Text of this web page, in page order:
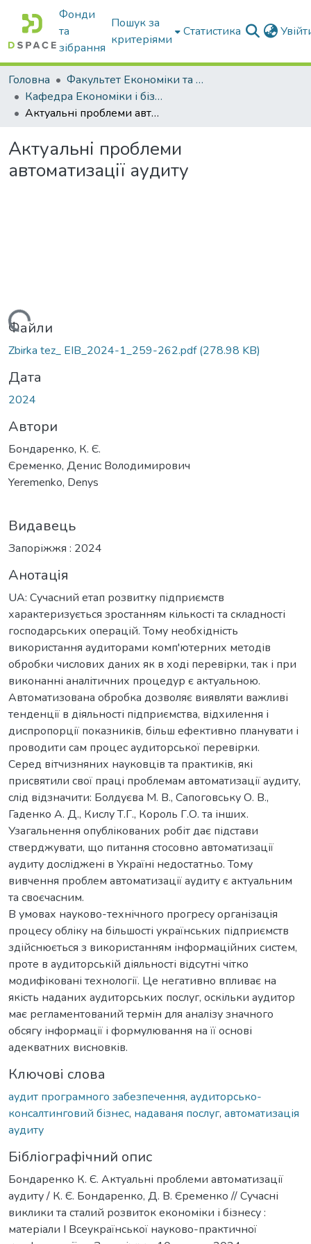
Фонди
та
зібрання
Пошук за
критеріями
Статистика
Головна
Факультет Економіки та бізнесу
Кафедра Економіки і бізнесу
Актуальні проблеми автоматизації аудиту
Актуальні проблеми
автоматизації аудиту
Файли
Zbirka tez_ EIB_2024-1_259-262.pdf(278.98 KB)
Дата
2024
Автори
Бондаренко, К. Є.
Єременко, Денис Володимирович
Yeremenko, Denys
Видавець
Запоріжжя : 2024
Анотація
UA: Сучасний етап розвитку підприємств
характеризується зростанням кількості та складності
господарських операцій. Тому необхідність
використання аудиторами комп'ютерних методів
обробки числових даних як в ході перевірки, так і при
виконанні аналітичних процедур є актуальною.
Автоматизована обробка дозволяє виявляти важливі
тенденції в діяльності підприємства, відхилення і
диспропорції показників, більш ефективно планувати і
проводити сам процес аудиторської перевірки.
Серед вітчизняних науковців та практиків, які
присвятили свої праці проблемам автоматизації аудиту,
слід відзначити: Болдуєва М. В., Сапоговську О. В.,
Гаденко А. Д., Кислу Т.Г., Король Г.О. та інших.
Узагальнення опублікованих робіт дає підстави
стверджувати, що питання стосовно автоматизації
аудиту досліджені в Україні недостатньо. Тому
вивчення проблем автоматизації аудиту є актуальним
та своєчасним.
В умовах науково-технічного прогресу організація
процесу обліку на більшості українських підприємств
здійснюється з використанням інформаційних систем,
проте в аудиторській діяльності відсутні чітко
модифіковані технології. Це негативно впливає на
якість наданих аудиторських послуг, оскільки аудитор
має регламентований термін для аналізу значного
обсягу інформації і формулювання на її основі
адекватних висновків.
Ключові слова
аудит програмного забезпечення, аудиторсько-
консалтинговий бізнес, надаваня послуг, автоматизація
аудиту
Бібліографічний опис
Бондаренко К. Є. Актуальні проблеми автоматизації
аудиту / К. Є. Бондаренко, Д. В. Єременко // Сучасні
виклики та сталий розвиток економіки і бізнесу :
матеріали I Всеукраїнської науково-практичної